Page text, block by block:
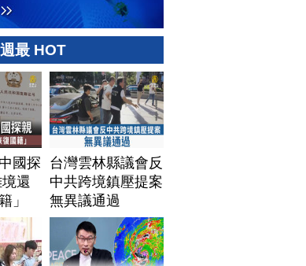
最 HOT
國探
還
」
台灣雲林縣議會反
中共跨境鎮壓提案
無異議通過